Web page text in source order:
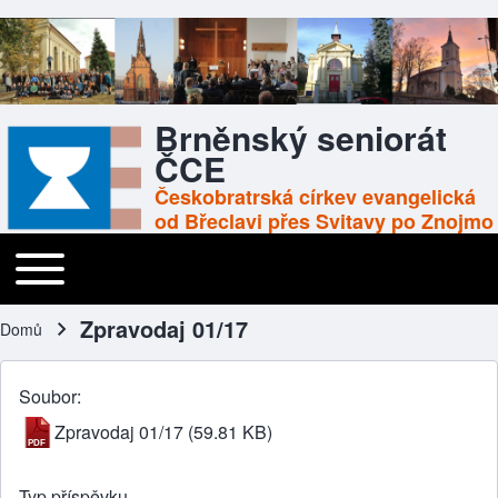
Brněnský seniorát
ČCE
Českobratrská církev evangelická
od Břeclavi přes Svitavy po Znojmo
Main navigation
Toggle main menu
Drobečková navigace
Domů Zpravodaj 01/17
Soubor
Zpravodaj 01/17 (59.81 KB)